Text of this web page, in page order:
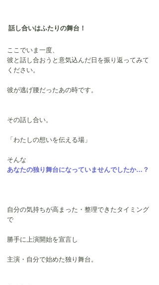
話し合いはふたりの舞台！
ここでいま一度、
彼と話し合おうと意気込んだ日を振り返ってみて
ください。
彼が逃げ腰だったあの時です。
その話し合い。
「わたしの想いを伝える場」
そんな
あなたの独り舞台になっていませんでしたか…？
自分の気持ちが高まった・整理できたタイミング
で
勝手に上演開始を宣言し
主演・自分で始めた独り舞台。